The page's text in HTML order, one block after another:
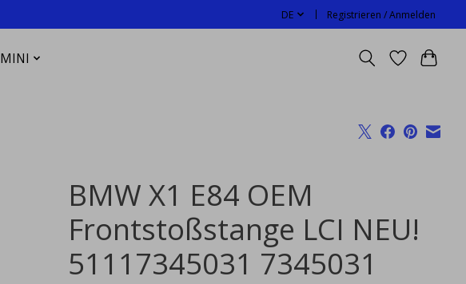
DE Registrieren / Anmelden
MINI
BMW X1 E84 OEM
Frontstoßstange LCI NEU!
51117345031 7345031